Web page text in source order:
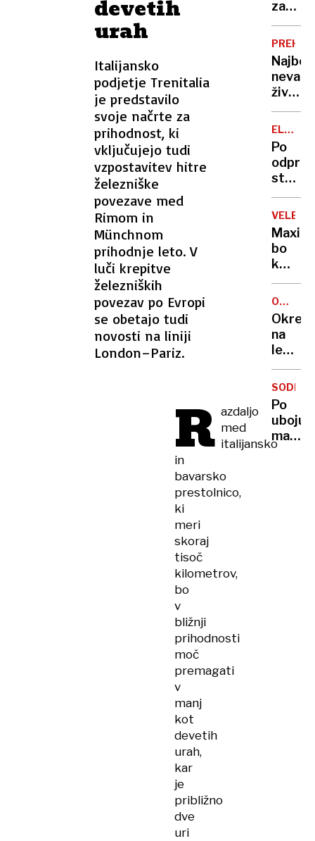
devetih
urah
Italijansko
podjetje Trenitalia
je predstavilo
svoje načrte za
prihodnost, ki
vključujejo tudi
vzpostavitev hitre
železniške
povezave med
Rimom in
Münchnom
prihodnje leto. V
luči krepitve
železniških
povezav po Evropi
se obetajo tudi
novosti na liniji
London–Pariz.
R azdaljo
med
italijansko
in
bavarsko
prestolnico,
ki
meri
skoraj
tisoč
kilometrov,
bo
v
bližnji
prihodnosti
moč
premagati
v
manj
kot
devetih
urah,
kar
je
približno
dve
uri
začelo
graditi
NUK
II.
Kje
se
Najbolj
živila
na
svetu:
od
fižola
do
sira
z
HOTEL
BRDO
Po
stenic
vsak
dan
sobe
bo
kmalu
ostal
brez
OCENA
na
lepem
Po
briško,
in
dobro
SODBA
Po
uboju
mame
na